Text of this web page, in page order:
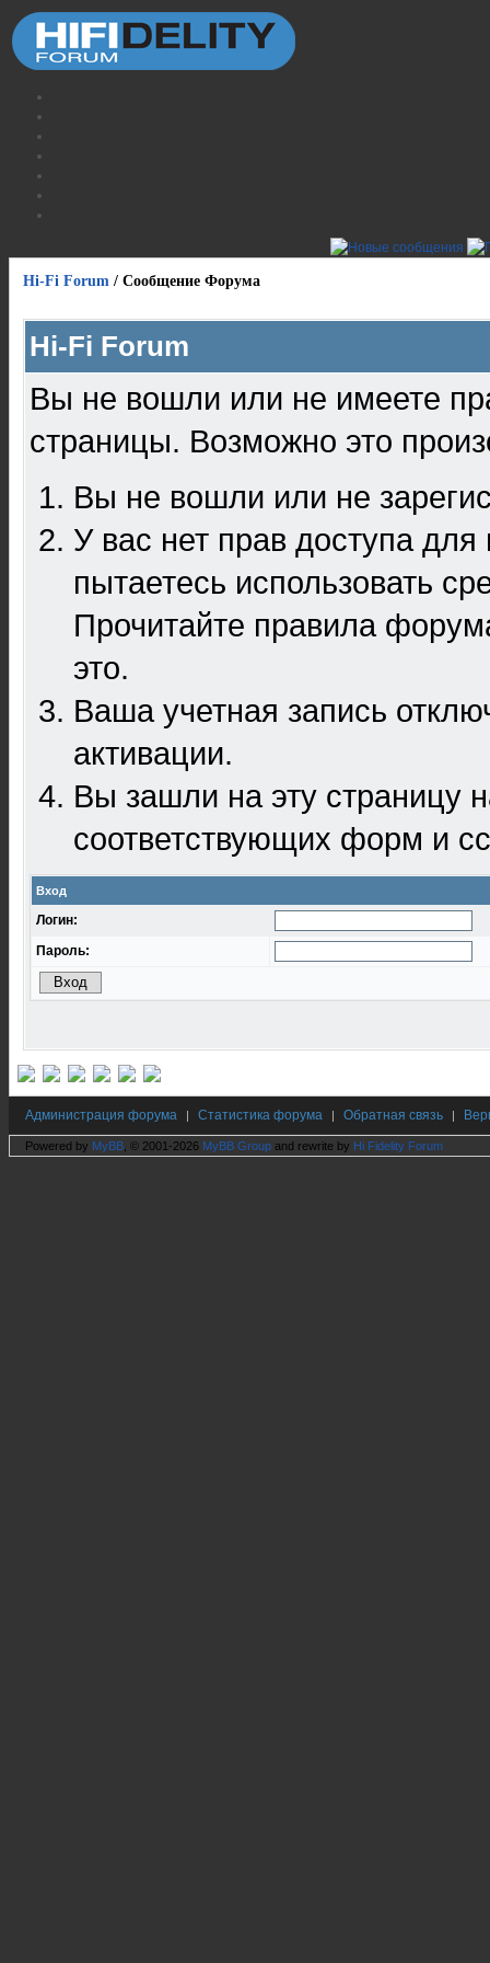
Hi-Fi Forum / Сообщение Форума
Hi-Fi Forum
Вы не вошли или не имеете
страницы. Возможно это
Вы не вошли или не
У вас нет прав доступа
пытаетесь использовать
Прочитайте правила
это.
Ваша учетная запись
активации.
Вы зашли на эту
соответствующих форм и
Вход
Логин:
Пароль:
Администрация форума | Статистика форума | Обратная связь |
Powered by MyBB , © 2001-2026 MyBB Group and rewrite by Hi Fidelity Forum